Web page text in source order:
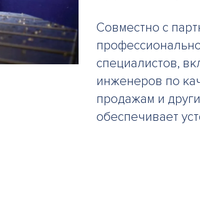
Совместно с
специалистов,
инженеров по
продажам и
обеспечивает